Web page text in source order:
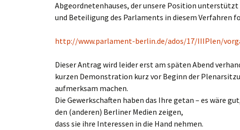
Abgeordnetenhauses, der unsere Position
und Beteiligung des Parlaments in diesem Verfahren
http://www.parlament-berlin.de/ados/17/IIIPlen/
Dieser Antrag wird leider erst am späten Abend
kurzen Demonstration kurz vor Beginn der
aufmerksam machen.
Die Gewerkschaften haben das Ihre getan – es wäre
den (anderen) Berliner Medien zeigen,
dass sie ihre Interessen in die Hand nehmen.